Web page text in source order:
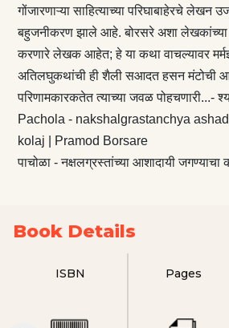
गोंजारणाऱ्या साहित्याच्या परिघाबाहेरचे लेखन
बहुजनीकरण झाले आहे. बोरसरे अशा लेखकांच्या
करणारे लेखक आहेत; हे या कथा वाचल्यावर
अतिलघुकथांची ही शैली सआदत हसन मंटोची
परिणामकारकतेत त्याच्या जवळ पोहचणारी...-
Pachola - nakshalgrastanchya
kolaj | Pramod Borsare
पाचोळा - नक्षलग्रस्तांच्या आशादायी जगण्याचा
Book Details
ISBN Pages